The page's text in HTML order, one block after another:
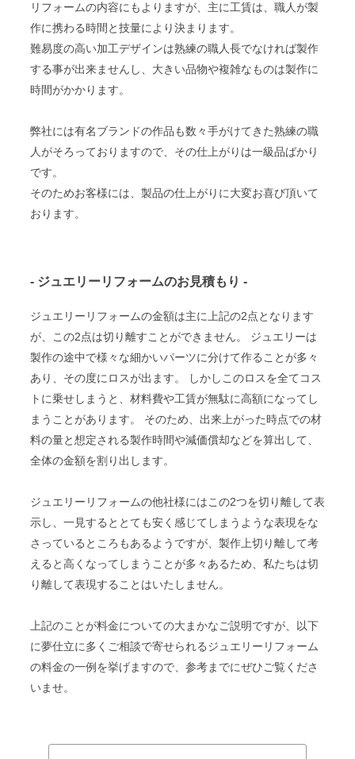
リフォームの内容にもよりますが、主に工賃は、職人が製
作に携わる時間と技量により決まります。
難易度の高い加工デザインは熟練の職人長でなければ製作
する事が出来ませんし、大きい品物や複雑なものは製作に
時間がかかります。
弊社には有名ブランドの作品も数々手がけてきた熟練の職
人がそろっておりますので、その仕上がりは一級品ばかり
です。
そのためお客様には、製品の仕上がりに大変お喜び頂いて
おります。
- ジュエリーリフォームのお見積もり -
ジュエリーリフォームの金額は主に上記の2点となります
が、この2点は切り離すことができません。 ジュエリーは
製作の途中で様々な細かいパーツに分けて作ることが多々
あり、その度にロスが出ます。 しかしこのロスを全てコス
トに乗せしまうと、材料費や工賃が無駄に高額になってし
まうことがあります。 そのため、出来上がった時点での材
料の量と想定される製作時間や減価償却などを算出して、
全体の金額を割り出します。
ジュエリーリフォームの他社様にはこの2つを切り離して表
示し、一見するととても安く感じてしまうような表現をな
さっているところもあるようですが、製作上切り離して考
えると高くなってしまうことが多々あるため、私たちは切
り離して表現することはいたしません。
上記のことが料金についての大まかなご説明ですが、以下
に夢仕立に多くご相談で寄せられるジュエリーリフォーム
の料金の一例を挙げますので、参考までにぜひご覧くださ
いませ。